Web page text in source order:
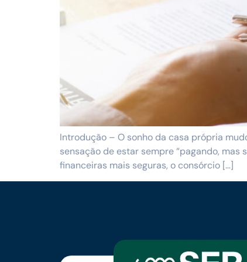
Introdução – O sonho da casa própria
sensação de estar sempre “pagando,
financeiras mais seguras, o consórcio […]